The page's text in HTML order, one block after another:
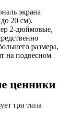
экрана
20 см).
2-дюймовые,
размера,
на подвесном
ценники
три типа